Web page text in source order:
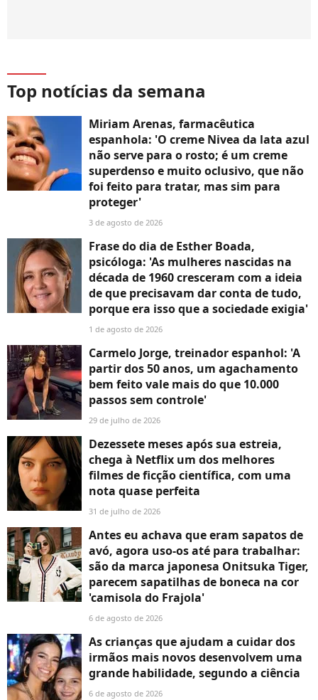
Top notícias da semana
Miriam Arenas, farmacêutica
espanhola: 'O creme Nivea da lata azul
não serve para o rosto; é um creme
superdenso e muito oclusivo, que não
foi feito para tratar, mas sim para
proteger'
3 de agosto de 2026
Frase do dia de Esther Boada,
psicóloga: 'As mulheres nascidas na
década de 1960 cresceram com a ideia
de que precisavam dar conta de tudo,
porque era isso que a sociedade exigia'
1 de agosto de 2026
Carmelo Jorge, treinador espanhol: 'A
partir dos 50 anos, um agachamento
bem feito vale mais do que 10.000
passos sem controle'
29 de julho de 2026
Dezessete meses após sua estreia,
chega à Netflix um dos melhores
filmes de ficção científica, com uma
nota quase perfeita
31 de julho de 2026
Antes eu achava que eram sapatos de
avó, agora uso-os até para trabalhar:
são da marca japonesa Onitsuka Tiger,
parecem sapatilhas de boneca na cor
'camisola do Frajola'
6 de agosto de 2026
As crianças que ajudam a cuidar dos
irmãos mais novos desenvolvem uma
grande habilidade, segundo a ciência
6 de agosto de 2026